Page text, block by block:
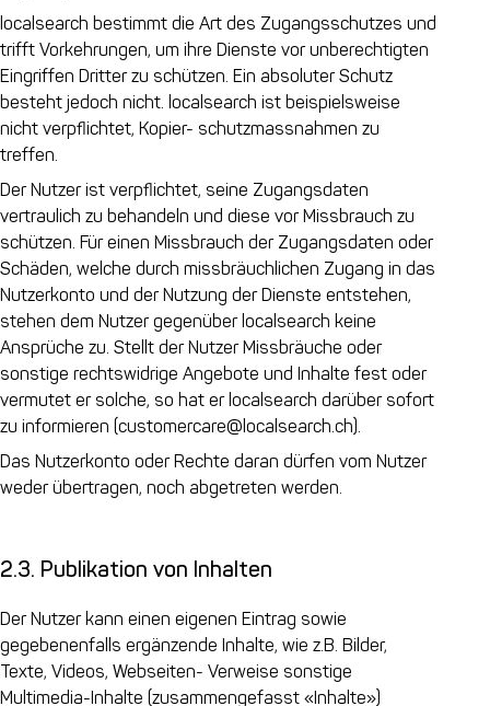
localsearch bestimmt die Art des Zugangsschutzes und
trifft Vorkehrungen, um ihre Dienste vor unberechtigten
Eingriffen Dritter zu schützen. Ein absoluter Schutz
besteht jedoch nicht. localsearch ist beispielsweise
nicht verpflichtet, Kopier- schutzmassnahmen zu
treffen.
Der Nutzer ist verpflichtet, seine Zugangsdaten
vertraulich zu behandeln und diese vor Missbrauch zu
schützen. Für einen Missbrauch der Zugangsdaten oder
Schäden, welche durch missbräuchlichen Zugang in das
Nutzerkonto und der Nutzung der Dienste entstehen,
stehen dem Nutzer gegenüber localsearch keine
Ansprüche zu. Stellt der Nutzer Missbräuche oder
sonstige rechtswidrige Angebote und Inhalte fest oder
vermutet er solche, so hat er localsearch darüber sofort
zu informieren (customercare@localsearch.ch).
Das Nutzerkonto oder Rechte daran dürfen vom Nutzer
weder übertragen, noch abgetreten werden.
2.3. Publikation von Inhalten
Der Nutzer kann einen eigenen Eintrag sowie
gegebenenfalls ergänzende Inhalte, wie z.B. Bilder,
Texte, Videos, Webseiten- Verweise sonstige
Multimedia-Inhalte (zusammengefasst «Inhalte»)